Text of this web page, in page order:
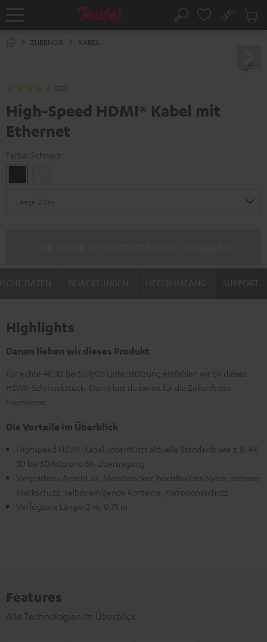
Startseite Suche
No
ZUBEHÖR KABEL
(123)
High-Speed HDMI® Kabel mit
Ethernet
Farbe: Schwarz
SUPPORT
Highlights
Darum lieben wir dieses Produkt
Für echte 4K 3D bei 50/60p Unterstützung emfehlen wir dir dieses
HDMI-Schmuckstück. Damit bist du bereit für die Zukunft des
Heimkinos.
Die Vorteile im Überblick
Highspeed HDMI-Kabel unterstützt aktuelle Standards wie z.B. 4K
3D bei 50/60p und 8K-Übertragung
Vergoldeter Anschluss, Metallstecker, hochflexibes Nylon, sicherer
Knickschutz, selbstreinigende Kontakte, Korrosionsschutz
Verfügbare Länge: 2 m, 0,75 m
Features
Alle Technologien im Überblick